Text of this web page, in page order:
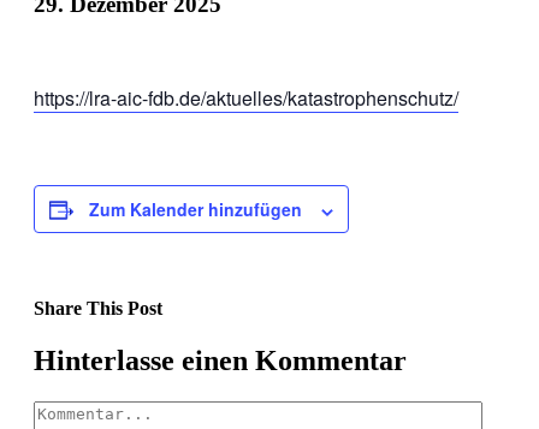
https://lra-aic-fdb.de/aktuelles/katastrophenschutz/
Zum Kalender hinzufügen
Share This Post
Facebook
X
LinkedIn
Pinterest
Hinterlasse einen Kommentar
Kommentar